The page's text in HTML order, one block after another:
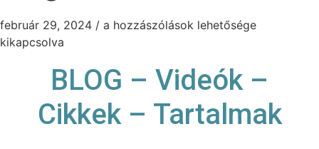
február 29, 2024 / a hozzászólások lehetősége
kikapcsolva
BLOG – Videók –
Cikkek – Tartalmak